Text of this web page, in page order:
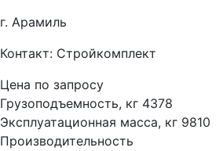
г. Арамиль
Контакт: Стройкомплект
Цена по запросу
Грузоподъемность, кг 4378
Эксплуатационная масса, кг 9810
Производительность